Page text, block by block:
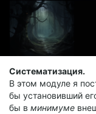
Систематизация.
В этом модуле я
бы установивший
бы в минимуме